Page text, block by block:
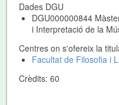
Dades DGU
DGU000000844
i Interpretació de la
Centres on s'ofereix la
Facultat de Filosofia i
Crèdits: 60